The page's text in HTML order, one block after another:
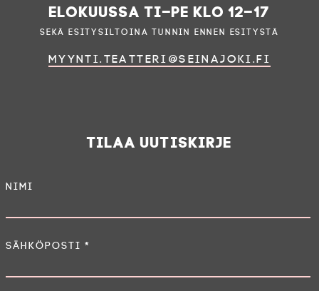
elokuussa ti–pe klo 12–17
sekä esitysiltoina tunnin ennen esitystä
myynti.teatteri@seinajoki.fi
Tilaa uutiskirje
Nimi
Sähköposti *